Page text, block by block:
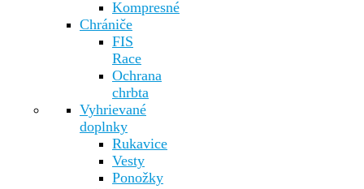
Kompresné
Chrániče
FIS
Race
Ochrana
chrbta
Vyhrievané
doplnky
Rukavice
Vesty
Ponožky